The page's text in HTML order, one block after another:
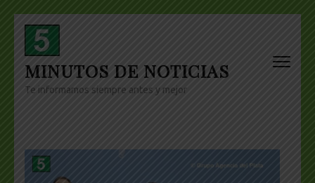
Skip
content
(Press
Enter)
MINUTOS DE NOTICIAS
Te informamos siempre antes y mejor